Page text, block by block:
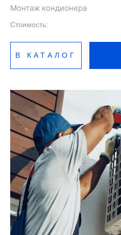
Монтаж кондионера
Стоимость:
В КАТАЛОГ